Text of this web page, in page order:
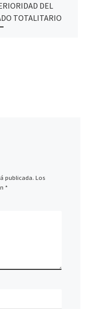
DEL
TOTALITARIO
publicada. Los
*